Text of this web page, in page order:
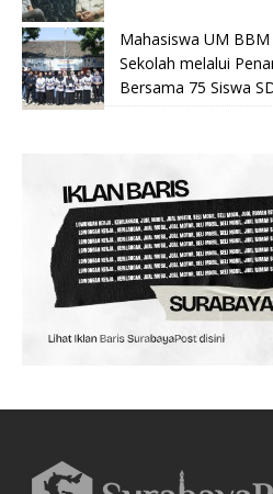
Mahasiswa UM
Sekolah melalui
Bersama 75 Siswa